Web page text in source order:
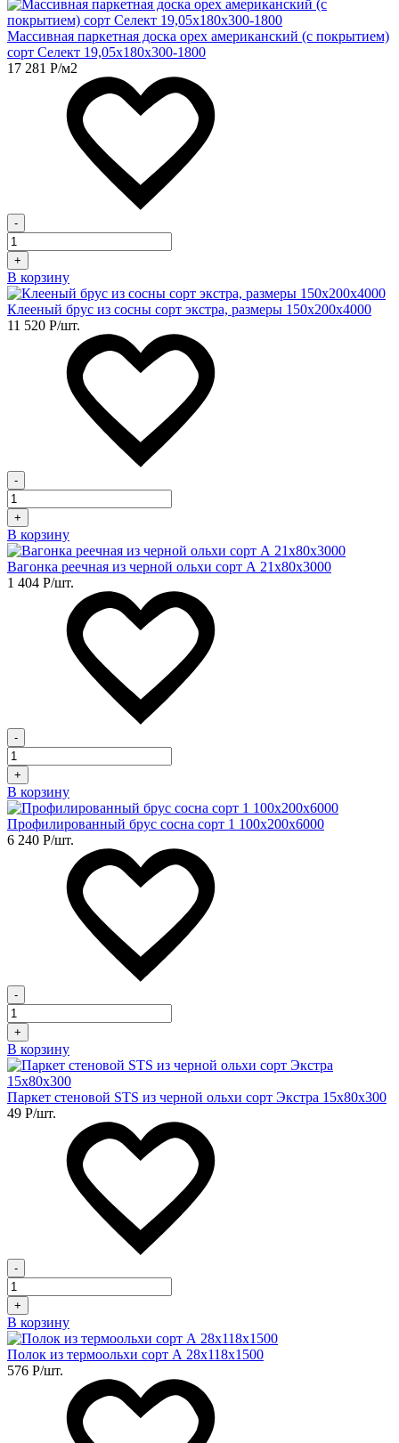
Массивная паркетная доска орех американский (с покрытием)
сорт Селект 19,05х180х300-1800
17 281 Р/м2
-
+
В корзину
Клееный брус из сосны сорт экстра, размеры 150х200х4000
11 520 Р/шт.
-
+
В корзину
Вагонка реечная из черной ольхи сорт А 21х80х3000
1 404 Р/шт.
-
+
В корзину
Профилированный брус сосна сорт 1 100х200х6000
6 240 Р/шт.
-
+
В корзину
Паркет стеновой STS из черной ольхи сорт Экстра 15х80х300
49 Р/шт.
-
+
В корзину
Полок из термоольхи сорт А 28х118х1500
576 Р/шт.